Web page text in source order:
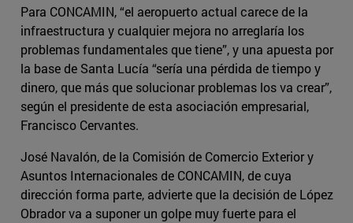
Para CONCAMIN, “el aeropuerto actual carece de la
infraestructura y cualquier mejora no arreglaría los
problemas fundamentales que tiene”, y una apuesta por
la base de Santa Lucía “sería una pérdida de tiempo y
dinero, que más que solucionar problemas los va crear”,
según el presidente de esta asociación empresarial,
Francisco Cervantes.
José Navalón, de la Comisión de Comercio Exterior y
Asuntos Internacionales de CONCAMIN, de cuya
dirección forma parte, advierte que la decisión de López
Obrador va a suponer un golpe muy fuerte para el